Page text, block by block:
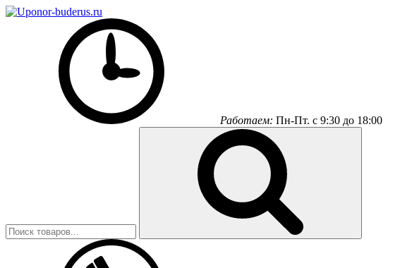
Работаем: Пн-Пт. с 9:30 до 18:00